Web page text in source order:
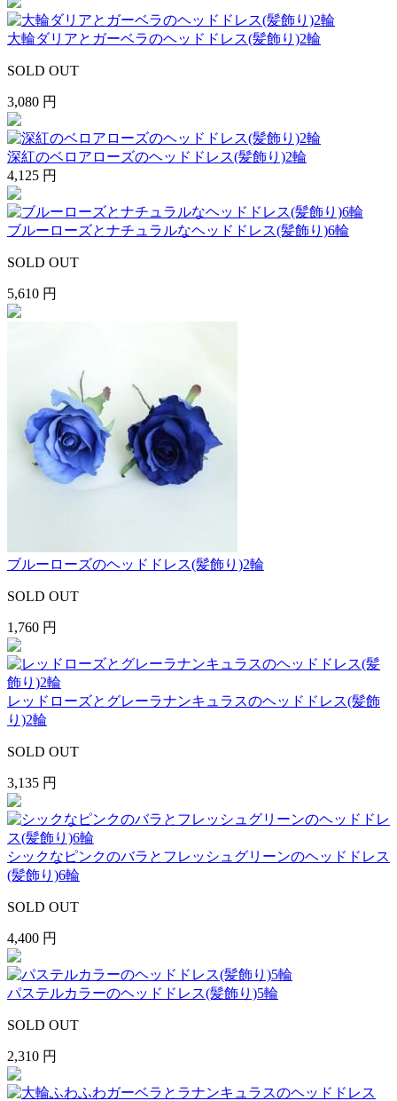
大輪ダリアとガーベラのヘッドドレス(髪飾り)2輪
SOLD OUT
3,080 円
深紅のベロアローズのヘッドドレス(髪飾り)2輪
4,125 円
ブルーローズとナチュラルなヘッドドレス(髪飾り)6輪
SOLD OUT
5,610 円
ブルーローズのヘッドドレス(髪飾り)2輪
SOLD OUT
1,760 円
レッドローズとグレーラナンキュラスのヘッドドレス(髪飾
り)2輪
SOLD OUT
3,135 円
シックなピンクのバラとフレッシュグリーンのヘッドドレス
(髪飾り)6輪
SOLD OUT
4,400 円
パステルカラーのヘッドドレス(髪飾り)5輪
SOLD OUT
2,310 円